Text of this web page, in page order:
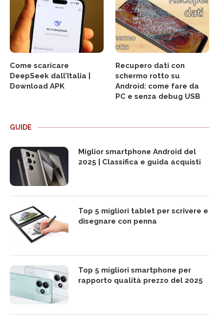
Come scaricare
DeepSeek dall’Italia |
Download APK
Recupero dati con
schermo rotto su
Android: come fare da
PC e senza debug USB
GUIDE
Miglior smartphone Android del
2025 | Classifica e guida acquisti
Top 5 migliori tablet per scrivere e
disegnare con penna
Top 5 migliori smartphone per
rapporto qualità prezzo del 2025